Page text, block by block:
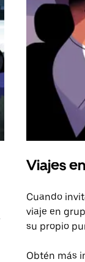
Viajes
Cuando
viaje en
su propio
Obtén más